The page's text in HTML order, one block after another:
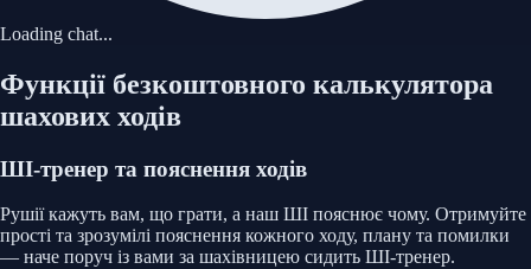
Loading chat...
Функції безкоштовного калькулятора
шахових ходів
ШІ-тренер та пояснення ходів
Рушії кажуть вам, що грати, а наш ШІ пояснює чому. Отримуйте
прості та зрозумілі пояснення кожного ходу, плану та помилки
— наче поруч із вами за шахівницею сидить ШІ-тренер.